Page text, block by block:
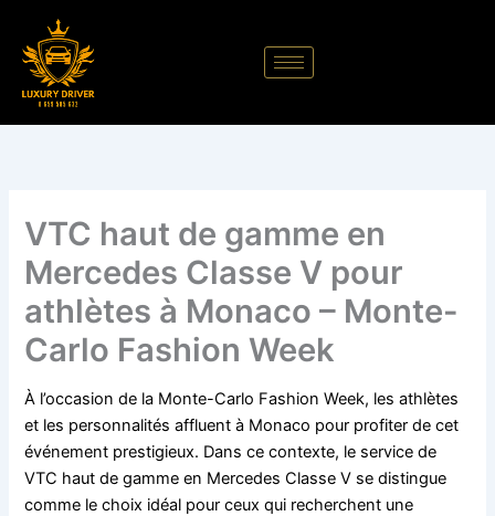
contenu
VTC haut de gamme en
Mercedes Classe V pour
athlètes à Monaco – Monte-
Carlo Fashion Week
À l’occasion de la Monte-Carlo Fashion Week, les athlètes
et les personnalités affluent à Monaco pour profiter de cet
événement prestigieux. Dans ce contexte, le service de
VTC haut de gamme en Mercedes Classe V se distingue
comme le choix idéal pour ceux qui recherchent une